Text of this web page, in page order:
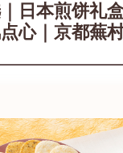
日本煎饼礼
心｜京都蕪